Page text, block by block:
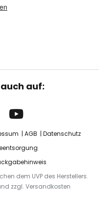
auf:
AGB
Datenschutz
dem UVP des Herstellers.
zzgl. Versandkosten